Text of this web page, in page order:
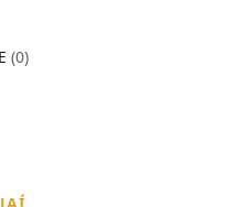
(0)